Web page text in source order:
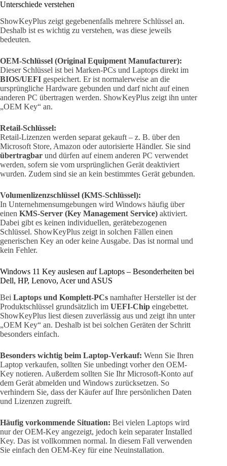
Unterschiede verstehen
ShowKeyPlus zeigt gegebenenfalls mehrere Schlüssel an.
Deshalb ist es wichtig zu verstehen, was diese jeweils
bedeuten.
OEM-Schlüssel (Original Equipment Manufacturer):
Dieser Schlüssel ist bei Marken-PCs und Laptops direkt im
BIOS/UEFI gespeichert. Er ist normalerweise an die
ursprüngliche Hardware gebunden und darf nicht auf einen
anderen PC übertragen werden. ShowKeyPlus zeigt ihn unter
„OEM Key“ an.
Retail-Schlüssel:
Retail-Lizenzen werden separat gekauft – z. B. über den
Microsoft Store, Amazon oder autorisierte Händler. Sie sind
übertragbar und dürfen auf einem anderen PC verwendet
werden, sofern sie vom ursprünglichen Gerät deaktiviert
wurden. Zudem sind sie an kein bestimmtes Gerät gebunden.
Volumenlizenzschlüssel (KMS-Schlüssel):
In Unternehmensumgebungen wird Windows häufig über
einen KMS-Server (Key Management Service) aktiviert.
Dabei gibt es keinen individuellen, gerätebezogenen
Schlüssel. ShowKeyPlus zeigt in solchen Fällen einen
generischen Key an oder keine Ausgabe. Das ist normal und
kein Fehler.
Windows 11 Key auslesen auf Laptops – Besonderheiten bei
Dell, HP, Lenovo, Acer und ASUS
Bei Laptops und Komplett-PCs namhafter Hersteller ist der
Produktschlüssel grundsätzlich im UEFI-Chip eingebettet.
ShowKeyPlus liest diesen zuverlässig aus und zeigt ihn unter
„OEM Key“ an. Deshalb ist bei solchen Geräten der Schritt
besonders einfach.
Besonders wichtig beim Laptop-Verkauf: Wenn Sie Ihren
Laptop verkaufen, sollten Sie unbedingt vorher den OEM-
Key notieren. Außerdem sollten Sie Ihr Microsoft-Konto auf
dem Gerät abmelden und Windows zurücksetzen. So
verhindern Sie, dass der Käufer auf Ihre persönlichen Daten
und Lizenzen zugreift.
Häufig vorkommende Situation: Bei vielen Laptops wird
nur der OEM-Key angezeigt, jedoch kein separater Installed
Key. Das ist vollkommen normal. In diesem Fall verwenden
Sie einfach den OEM-Key für eine Neuinstallation.